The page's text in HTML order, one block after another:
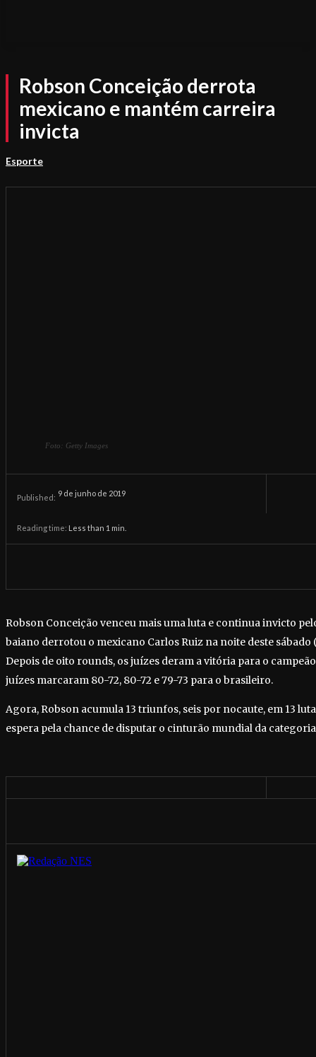
Robson Conceição derrota
mexicano e mantém carreira
invicta
Esporte
Foto: Getty Images
Published: 9 de junho de 2019
Reading time: Less than 1 min.
Robson Conceição venceu mais uma luta e continua invicto
baiano derrotou o mexicano Carlos Ruiz na noite deste sábado
Depois de oito rounds, os juízes deram a vitória para o
juízes marcaram 80-72, 80-72 e 79-73 para o brasileiro.
Agora, Robson acumula 13 triunfos, seis por nocaute, em 13
espera pela chance de disputar o cinturão mundial da